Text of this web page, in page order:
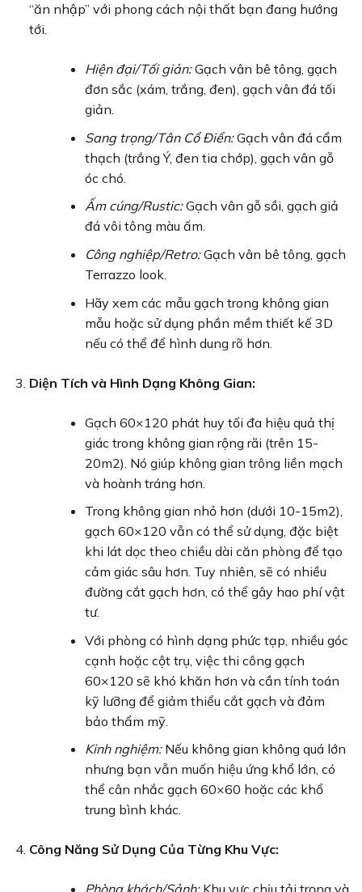
“ăn nhập” với phong cách nội thất bạn đang hướng
tới.
Hiện đại/Tối giản:Gạch vân bê tông, gạch
đơn sắc (xám, trắng, đen), gạch vân đá tối
giản.
Sang trọng/Tân Cổ Điển:Gạch vân đá cẩm
thạch (trắng Ý, đen tia chớp), gạch vân gỗ
óc chó.
Ấm cúng/Rustic:Gạch vân gỗ sồi, gạch giả
đá vôi tông màu ấm.
Công nghiệp/Retro:Gạch vân bê tông, gạch
Terrazzo look.
Hãy xem các mẫu gạch trong không gian
mẫu hoặc sử dụng phần mềm thiết kế 3D
nếu có thể để hình dung rõ hơn.
Diện Tích và Hình Dạng Không Gian:
Gạch 60×120 phát huy tối đa hiệu quả thị
giác trong không gian rộng rãi (trên 15-
20m2). Nó giúp không gian trông liền mạch
và hoành tráng hơn.
Trong không gian nhỏ hơn (dưới 10-15m2),
gạch 60×120 vẫn có thể sử dụng, đặc biệt
khi lát dọc theo chiều dài căn phòng để tạo
cảm giác sâu hơn. Tuy nhiên, sẽ có nhiều
đường cắt gạch hơn, có thể gây hao phí vật
tư.
Với phòng có hình dạng phức tạp, nhiều góc
cạnh hoặc cột trụ, việc thi công gạch
60×120 sẽ khó khăn hơn và cần tính toán
kỹ lưỡng để giảm thiểu cắt gạch và đảm
bảo thẩm mỹ.
Kinh nghiệm:Nếu không gian không quá lớn
nhưng bạn vẫn muốn hiệu ứng khổ lớn, có
thể cân nhắc gạch 60×60 hoặc các khổ
trung bình khác.
Công Năng Sử Dụng Của Từng Khu Vực: